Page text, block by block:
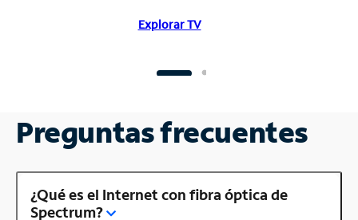
Explorar TV
Preguntas frecuentes
¿Qué es el Internet con fibra óptica de
Spectrum?